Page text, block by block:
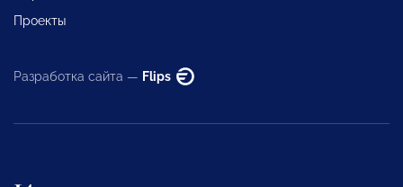
Проекты
Разработка сайта — Flips